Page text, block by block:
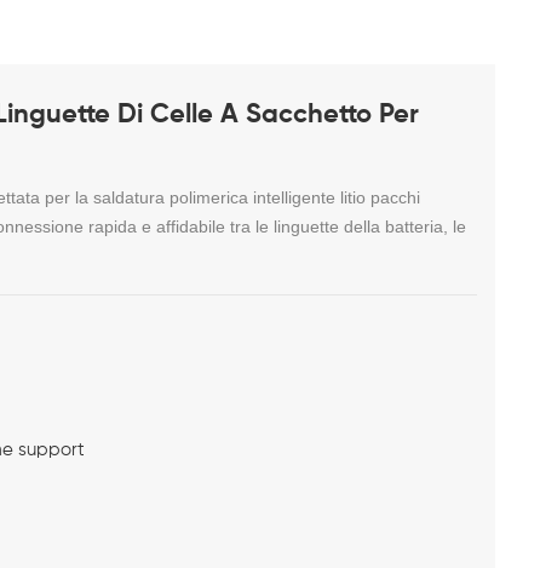
Di Celle A Sacchetto Per
per la saldatura polimerica intelligente litio pacchi
rapida e affidabile tra le linguette della batteria, le
support